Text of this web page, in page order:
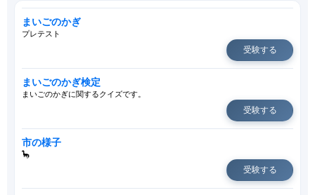
まいごのかぎ
プレテスト
受験する
まいごのかぎ検定
まいごのかぎに関するクイズです。
受験する
市の様子
🦕
受験する